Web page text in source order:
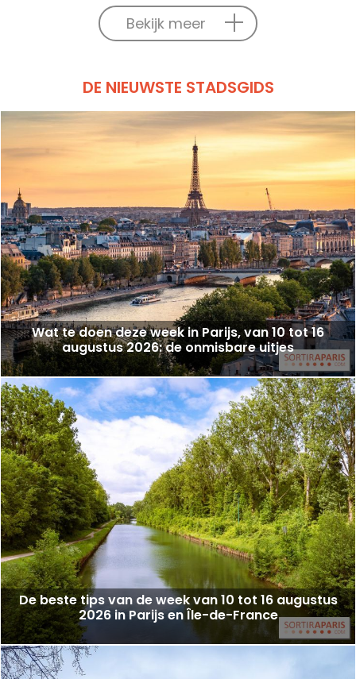
Bekijk meer
DE NIEUWSTE STADSGIDS
Wat te doen deze week in Parijs, van 10 tot 16
augustus 2026: de onmisbare uitjes
De beste tips van de week van 10 tot 16 augustus
2026 in Parijs en Île-de-France